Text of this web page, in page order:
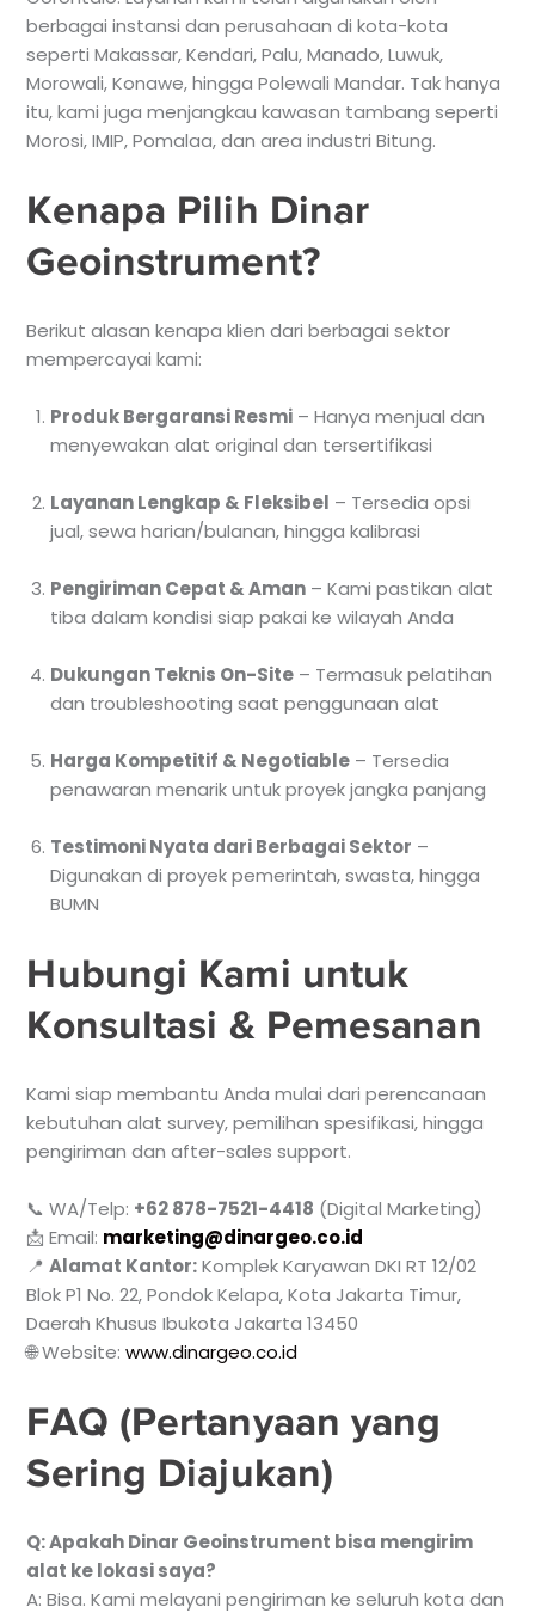
berbagai instansi dan perusahaan di kota-kota
seperti Makassar, Kendari, Palu, Manado, Luwuk,
Morowali, Konawe, hingga Polewali Mandar. Tak hanya
itu, kami juga menjangkau kawasan tambang seperti
Morosi, IMIP, Pomalaa, dan area industri Bitung.
Kenapa Pilih Dinar
Geoinstrument?
Berikut alasan kenapa klien dari berbagai sektor
mempercayai kami:
Produk Bergaransi Resmi – Hanya menjual dan
menyewakan alat original dan tersertifikasi
Layanan Lengkap & Fleksibel – Tersedia opsi
jual, sewa harian/bulanan, hingga kalibrasi
Pengiriman Cepat & Aman – Kami pastikan alat
tiba dalam kondisi siap pakai ke wilayah Anda
Dukungan Teknis On-Site – Termasuk pelatihan
dan troubleshooting saat penggunaan alat
Harga Kompetitif & Negotiable – Tersedia
penawaran menarik untuk proyek jangka panjang
Testimoni Nyata dari Berbagai Sektor –
Digunakan di proyek pemerintah, swasta, hingga
BUMN
Hubungi Kami untuk
Konsultasi & Pemesanan
Kami siap membantu Anda mulai dari perencanaan
kebutuhan alat survey, pemilihan spesifikasi, hingga
pengiriman dan after-sales support.
📞 WA/Telp: +62 878-7521-4418 (Digital Marketing)
📩 Email: marketing@dinargeo.co.id
📍Alamat Kantor:Komplek Karyawan DKI RT 12/02
Blok P1 No. 22, Pondok Kelapa, Kota Jakarta Timur,
Daerah Khusus Ibukota Jakarta 13450
🌐 Website:www.dinargeo.co.id
FAQ (Pertanyaan yang
Sering Diajukan)
Q: Apakah Dinar Geoinstrument bisa mengirim
alat ke lokasi saya?
A: Bisa. Kami melayani pengiriman ke seluruh kota dan